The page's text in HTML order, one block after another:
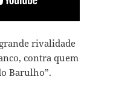
rivalidade
contra quem
Barulho”.